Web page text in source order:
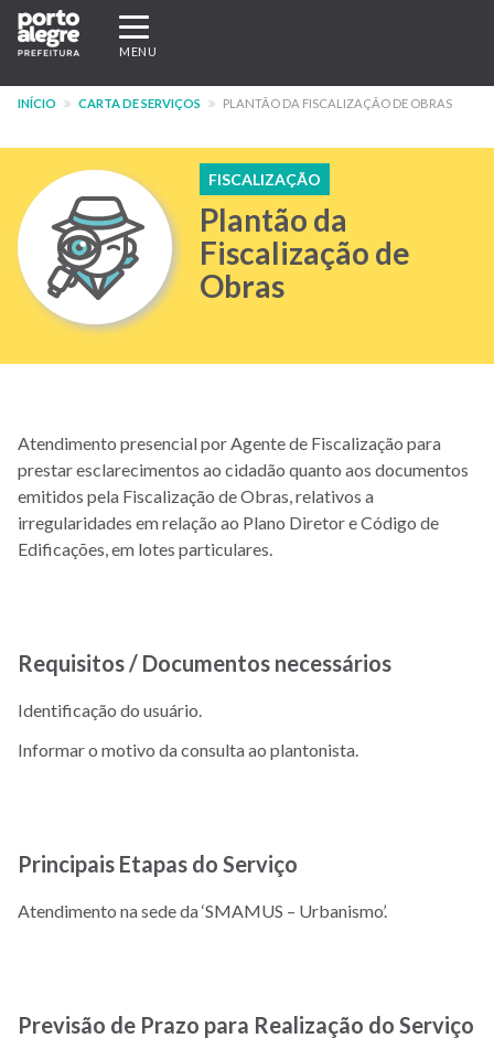
Pular
para
conteúdo
Expandir/recolher
navegação
MENU
INÍCIO CARTA DE SERVIÇOS PLANTÃO DA FISCALIZAÇÃO DE OBRAS
FISCALIZAÇÃO
Plantão da
Fiscalização de
Obras
Atendimento presencial por Agente de Fiscalização para
prestar esclarecimentos ao cidadão quanto aos documentos
emitidos pela Fiscalização de Obras, relativos a
irregularidades em relação ao Plano Diretor e Código de
Edificações, em lotes particulares.
Requisitos / Documentos necessários
Identificação do usuário.
Informar o motivo da consulta ao plantonista.
Principais Etapas do Serviço
Atendimento na sede da ‘SMAMUS – Urbanismo’.
Previsão de Prazo para Realização do Serviço